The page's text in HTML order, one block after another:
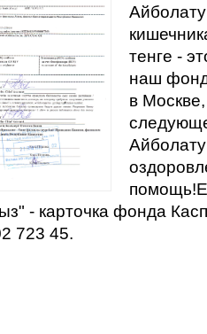
тенге -
наш фонд
в
помощь!
- карточка фонда
723 45.